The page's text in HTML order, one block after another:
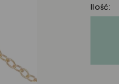
Ilość